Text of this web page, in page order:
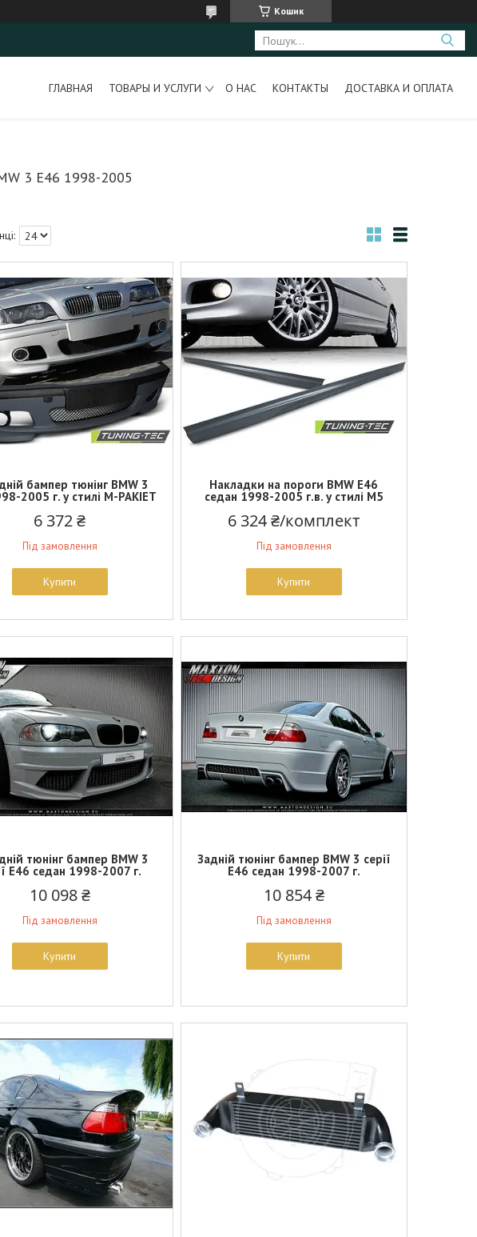
Кошик
ГЛАВНАЯ ТОВАРЫ И УСЛУГИ О НАС КОНТАКТЫ ДОСТАВКА И ОПЛАТА
3 E46 1998-2005
бампер тюнінг BMW 3
2005 г. у стилі M-PAKIET
6 372 ₴
Під замовлення
Купити
Накладки на пороги BMW E46
седан 1998-2005 г.в. у стилі М5
6 324 ₴/комплект
Під замовлення
Купити
тюнінг бампер BMW 3
E46 седан 1998-2007 г.
10 098 ₴
Під замовлення
Купити
Задній тюнінг бампер BMW 3 серії
E46 седан 1998-2007 г.
10 854 ₴
Під замовлення
Купити